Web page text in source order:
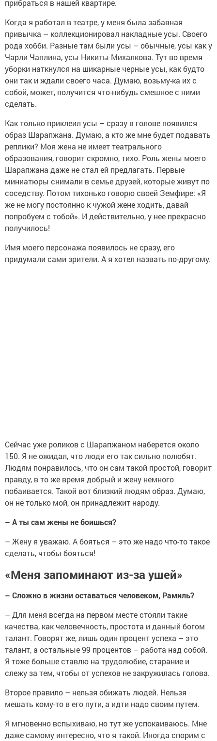
прибраться в нашей квартире.
Когда я работал в театре, у меня была забавная
привычка – коллекционировал накладные усы. Своего
рода хобби. Разные там были усы – обычные, усы как у
Чарли Чаплина, усы Никиты Михалкова. Тут во время
уборки наткнулся на шикарные черные усы, как будто
они так и ждали своего часа. Думаю, возьму-ка их с
собой, может, получится что-нибудь смешное с ними
сделать.
Как только приклеил усы – сразу в голове появился
образ Шарапжана. Думаю, а кто же мне будет подавать
реплики? Моя жена не имеет театрального
образования, говорит скромно, тихо. Роль жены моего
Шарапжана даже не стал ей предлагать. Первые
миниатюры снимали в семье друзей, которые живут по
соседству. Потом тихонько говорю своей Земфире: «Я
же не могу постоянно к чужой жене ходить, давай
попробуем с тобой». И действительно, у нее прекрасно
получилось!
Имя моего персонажа появилось не сразу, его
придумали сами зрители. А я хотел назвать по-другому.
Сейчас уже роликов с Шарапжаном наберется около
150. Я не ожидал, что люди его так сильно полюбят.
Людям понравилось, что он сам такой простой, говорит
правду, в то же время добрый и жену немного
побаивается. Такой вот близкий людям образ. Думаю,
он не только мой, он принадлежит народу.
– А ты сам жены не боишься?
– Жену я уважаю. А бояться – это же надо что-то такое
сделать, чтобы бояться!
«Меня запоминают из-за ушей»
– Сложно в жизни оставаться человеком, Рамиль?
– Для меня всегда на первом месте стояли такие
качества, как человечность, простота и данный богом
талант. Говорят же, лишь один процент успеха – это
талант, а остальные 99 процентов – работа над собой.
Я тоже больше ставлю на трудолюбие, старание и
слежу за тем, чтобы от успехов не закружилась голова.
Второе правило – нельзя обижать людей. Нельзя
мешать кому-то в его пути, а идти надо своим путем.
Я мгновенно вспыхиваю, но тут же успокаиваюсь. Мне
даже самому интересно, что я такой. Иногда спорим с